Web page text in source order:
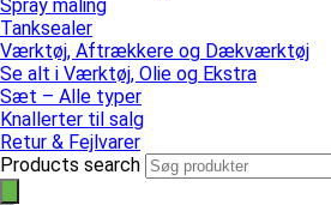
Spray maling
Tanksealer
Værktøj, Aftrækkere og Dækværktøj
Se alt i Værktøj, Olie og Ekstra
Sæt – Alle typer
Knallerter til salg
Retur & Fejlvarer
Products search